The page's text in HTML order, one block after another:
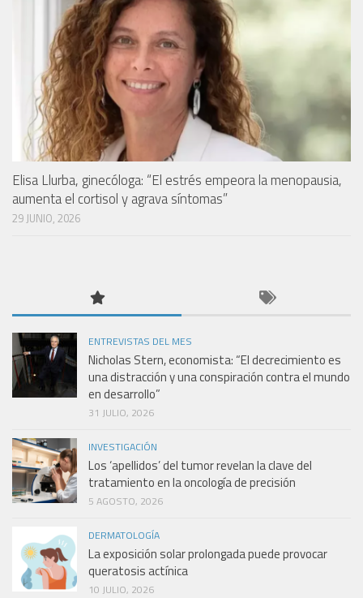
Elisa Llurba, ginecóloga: “El estrés empeora la menopausia,
aumenta el cortisol y agrava síntomas”
29 JUNIO, 2026
ENTREVISTAS DEL MES
Nicholas Stern, economista: “El decrecimiento es
una distracción y una conspiración contra el mundo
en desarrollo”
31 JULIO, 2026
INVESTIGACIÓN
Los ‘apellidos’ del tumor revelan la clave del
tratamiento en la oncología de precisión
5 AGOSTO, 2026
DERMATOLOGÍA
La exposición solar prolongada puede provocar
queratosis actínica
10 JULIO, 2026